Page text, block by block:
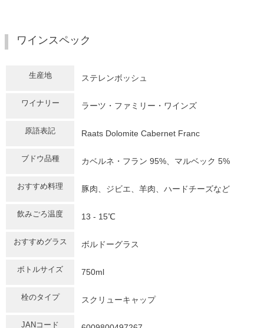
ワインスペック
生産地 ステレンボッシュ
ワイナリー ラーツ・ファミリー・ワインズ
原語表記 Raats Dolomite Cabernet Franc
ブドウ品種 カベルネ・フラン 95%、マルベック 5%
おすすめ料理 豚肉、ジビエ、羊肉、ハードチーズなど
飲みごろ温度 13 - 15℃
おすすめグラス ボルドーグラス
ボトルサイズ 750ml
栓のタイプ スクリューキャップ
JANコード